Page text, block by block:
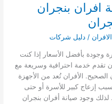
افران بنجران
/دليل شركات
وجودة بأفضل الأسعار إذا كنت
تقدم خدمة احترافية وسريعة مع
الأفران تُعد من الأجهزة
إزعاج كبير للأسرة أو حتى
وجود صيانة أفران بنجران